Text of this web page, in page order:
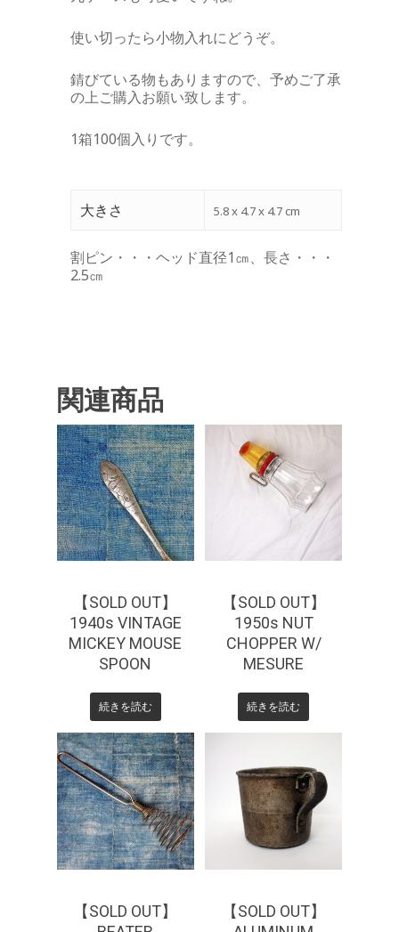
使い切ったら小物入れにどうぞ。
錆びている物もありますので、予めご了承
の上ご購入お願い致します。
1箱100個入りです。
大きさ 5.8 x 4.7 x 4.7 cm
割ピン・・・ヘッド直径1㎝、長さ・・・
2.5㎝
関連商品
¥0
【SOLD OUT】
1940s VINTAGE
MICKEY MOUSE
SPOON
続きを読む
【SOLD OUT】
1950s NUT
CHOPPER W/
MESURE
続きを読む
¥0
【SOLD OUT】
【SOLD OUT】